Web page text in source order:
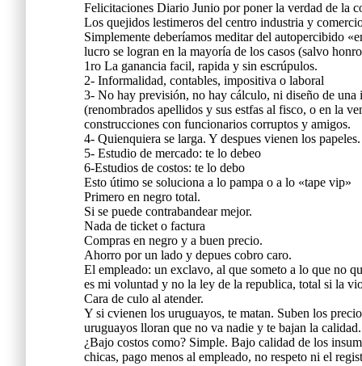
Felicitaciones Diario Junio por poner la verdad de la
Los quejidos lestimeros del centro industria y
Simplemente deberíamos meditar del autopercibido
lucro se logran en la mayoría de los casos (salvo
1ro La ganancia facil, rapida y sin escrúpulos.
2- Informalidad, contables, impositiva o laboral
3- No hay previsión, no hay cálculo, ni diseño de una
(renombrados apellidos y sus estfas al fisco, o en la
construcciones con funcionarios corruptos y amigos.
4- Quienquiera se larga. Y despues vienen los papeles.
5- Estudio de mercado: te lo debeo
6-Estudios de costos: te lo debo
Esto útimo se soluciona a lo pampa o a lo «tape vip»
Primero en negro total.
Si se puede contrabandear mejor.
Nada de ticket o factura
Compras en negro y a buen precio.
Ahorro por un lado y depues cobro caro.
El empleado: un exclavo, al que someto a lo que no
es mi voluntad y no la ley de la republica, total si la
Cara de culo al atender.
Y si cvienen los uruguayos, te matan. Suben los
uruguayos lloran que no va nadie y te bajan la
¿Bajo costos como? Simple. Bajo calidad de los
chicas, pago menos al empleado, no respeto ni el